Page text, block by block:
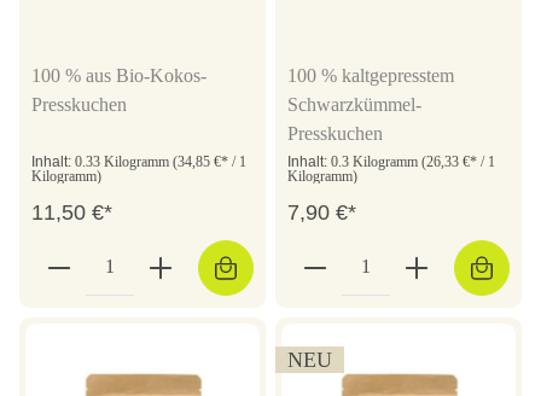
100 % aus Bio-Kokos-
Presskuchen
Inhalt: 0.33 Kilogramm (34,85 €* / 1
Kilogramm)
11,50 €*
100 % kaltgepresstem
Schwarzkümmel-
Presskuchen
Inhalt: 0.3 Kilogramm (26,33 €* / 1
Kilogramm)
7,90 €*
NEU